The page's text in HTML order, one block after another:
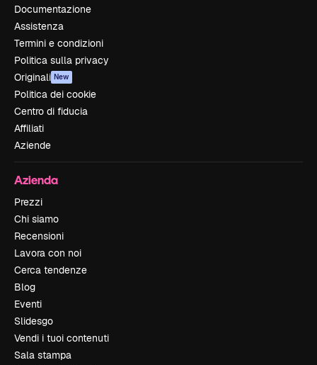
Documentazione
Assistenza
Termini e condizioni
Politica sulla privacy
Originali New
Politica dei cookie
Centro di fiducia
Affiliati
Aziende
Azienda
Prezzi
Chi siamo
Recensioni
Lavora con noi
Cerca tendenze
Blog
Eventi
Slidesgo
Vendi i tuoi contenuti
Sala stampa